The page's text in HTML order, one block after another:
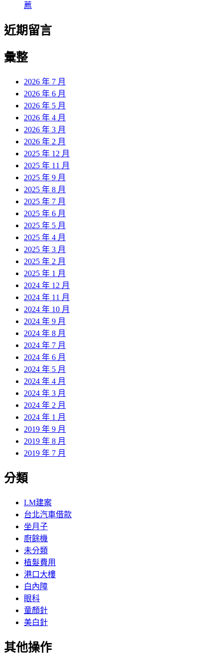
薦
近期留言
彙整
2026 年 7 月
2026 年 6 月
2026 年 5 月
2026 年 4 月
2026 年 3 月
2026 年 2 月
2025 年 12 月
2025 年 11 月
2025 年 9 月
2025 年 8 月
2025 年 7 月
2025 年 6 月
2025 年 5 月
2025 年 4 月
2025 年 3 月
2025 年 2 月
2025 年 1 月
2024 年 12 月
2024 年 11 月
2024 年 10 月
2024 年 9 月
2024 年 8 月
2024 年 7 月
2024 年 6 月
2024 年 5 月
2024 年 4 月
2024 年 3 月
2024 年 2 月
2024 年 1 月
2019 年 9 月
2019 年 8 月
2019 年 7 月
分類
LM建案
台北汽車借款
坐月子
廚餘機
未分類
植髮費用
港口大樓
白內障
眼科
童顏針
美白針
其他操作